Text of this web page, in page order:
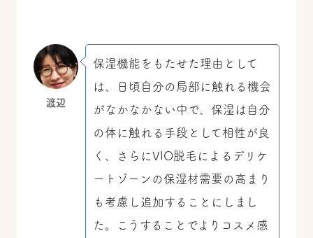
渡辺
保湿機能をもたせた理由として
は、日頃自分の局部に触れる機会
がなかなかない中で、保湿は自分
の体に触れる手段として相性が良
く、さらにVIO脱毛によるデリケ
ートゾーンの保湿材需要の高まり
も考慮し追加することにしまし
た。こうすることでよりコスメ感